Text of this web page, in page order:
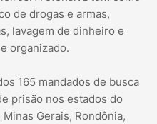
de drogas e armas,
lavagem de dinheiro e
organizado.
165 mandados de busca
prisão nos estados do
Gerais, Rondônia,